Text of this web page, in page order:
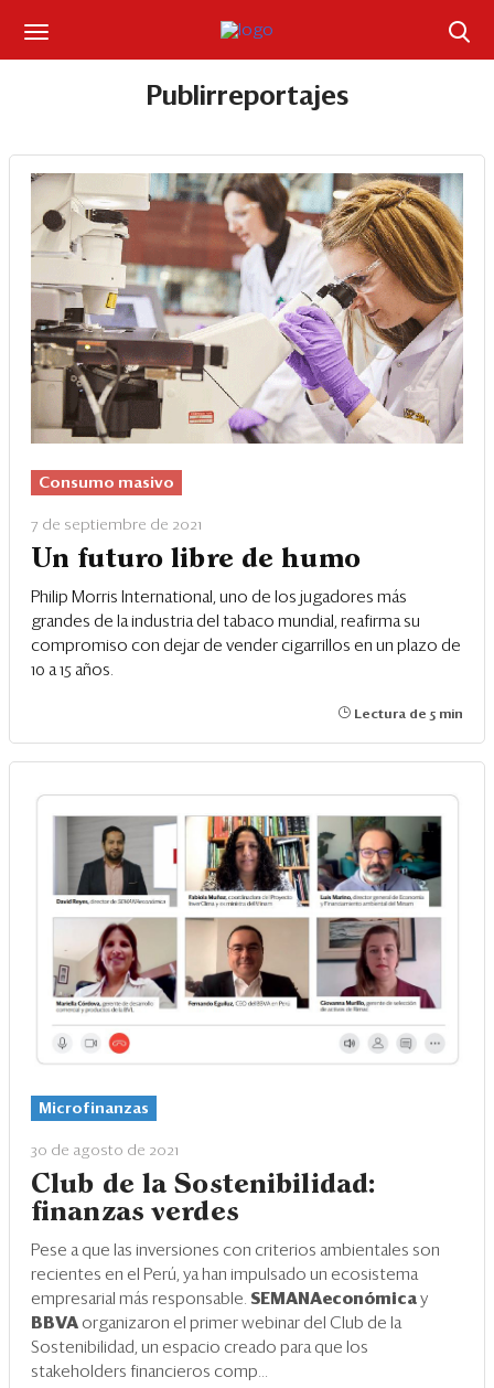
Portada
¿Qué está pasando?
Sectores y Empresas
Management
Economía y Finanzas
Legal y Política
Eventos
Blogs
Ranking CEO
Edición Impresa
Publirreportajes
Consumo masivo
7 de septiembre de 2021
Un futuro libre de humo
Philip Morris International, uno de los jugadores más
grandes de la industria del tabaco mundial, reafirma su
compromiso con dejar de vender cigarrillos en un plazo de
10 a 15 años.
Lectura de 5 min
Microfinanzas
30 de agosto de 2021
Club de la Sostenibilidad:
finanzas verdes
Pese a que las inversiones con criterios ambientales son
recientes en el Perú, ya han impulsado un ecosistema
empresarial más responsable. SEMANAeconómica y
BBVA organizaron el primer webinar del Club de la
Sostenibilidad, un espacio creado para que los
stakeholders financieros comp...